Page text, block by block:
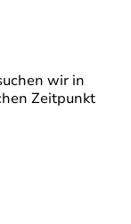
wir in
Zeitpunkt